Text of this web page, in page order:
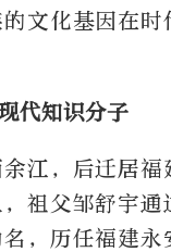
文化基因在时
代知识分子
江，后迁居福
祖父邹舒宇通
，历任福建永